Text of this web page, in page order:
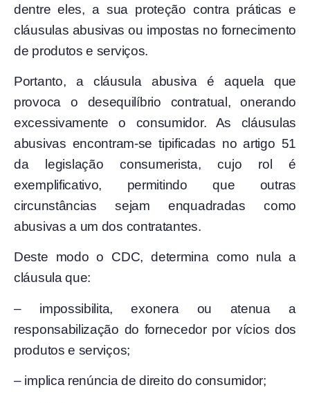
dentre eles, a sua proteção contra práticas e
cláusulas abusivas ou impostas no fornecimento
de produtos e serviços.
Portanto, a cláusula abusiva é aquela que
provoca o desequilíbrio contratual, onerando
excessivamente o consumidor. As cláusulas
abusivas encontram-se tipificadas no artigo 51
da legislação consumerista, cujo rol é
exemplificativo, permitindo que outras
circunstâncias sejam enquadradas como
abusivas a um dos contratantes.
Deste modo o CDC, determina como nula a
cláusula que:
– impossibilita, exonera ou atenua a
responsabilização do fornecedor por vícios dos
produtos e serviços;
– implica renúncia de direito do consumidor;